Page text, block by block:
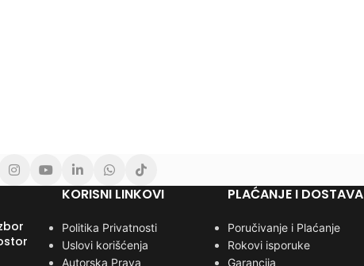
KORISNI LINKOVI
Politika Privatnosti
Uslovi korišćenja
Autorska Prava
PLAĆANJE I DOSTAVA
Poručivanje i Plaćanje
Rokovi isporuke
Garancija